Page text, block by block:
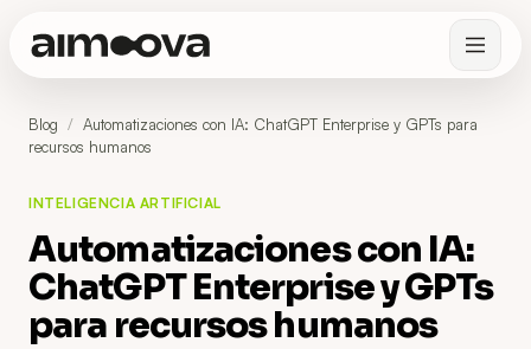
Blog / Automatizaciones con IA: ChatGPT Enterprise y GPTs para
recursos humanos
INTELIGENCIA ARTIFICIAL
Automatizaciones con IA:
ChatGPT Enterprise y GPTs
para recursos humanos